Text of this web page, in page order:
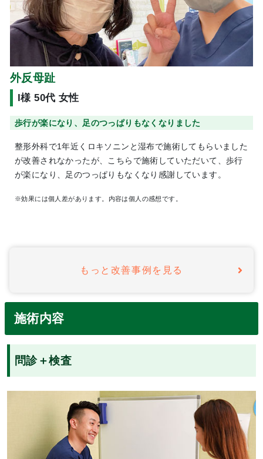
外反母趾
I様 50代 女性
歩行が楽になり、足のつっぱりもなくなりました
整形外科で1年近くロキソニンと湿布で施術してもらいました
が改善されなかったが、こちらで施術していただいて、歩行
が楽になり、足のつっぱりもなくなり感謝しています。
※効果には個人差があります。内容は個人の感想です。
もっと改善事例を見る
施術内容
問診＋検査